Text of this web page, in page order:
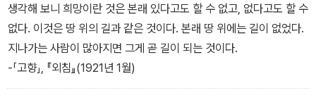
-「희망」, 『들풀』(1925년 1월 1일)
생각해 보니 희망이란 것은 본래 있다고도 할 수 없고, 없다고도 할 수
없다. 이것은 땅 위의 길과 같은 것이다. 본래 땅 위에는 길이 없었다.
지나가는 사람이 많아지면 그게 곧 길이 되는 것이다.
-「고향」, 『외침』(1921년 1월)